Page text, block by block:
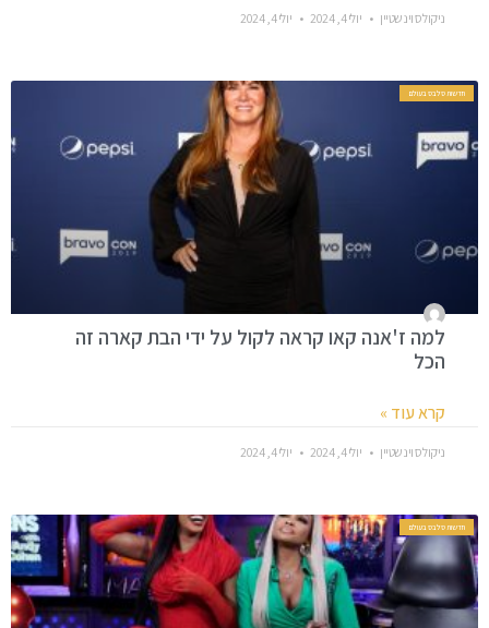
ניקולס וינשטיין יולי 4, 2024 יולי 4, 2024
חדשות סלבס בעולם
למה ז'אנה קאו קראה לקול על ידי הבת קארה זה
הכל
קרא עוד »
ניקולס וינשטיין יולי 4, 2024 יולי 4, 2024
חדשות סלבס בעולם